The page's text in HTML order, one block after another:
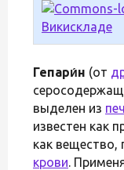
Викискладе
Гепари́н (от
выделен из
известен как
как вещество,
крови.